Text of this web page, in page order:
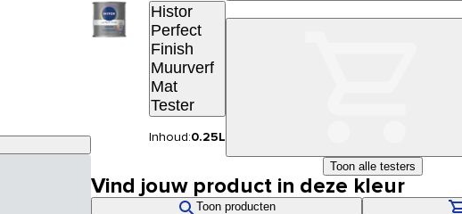
Histor
Perfect
Finish
Muurverf
Mat
Tester
Inhoud:0.25L
Toon alle testers
Vind jouw product in deze kleur
Toon producten